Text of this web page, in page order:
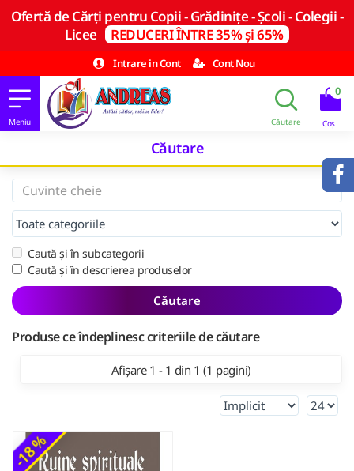
Ofertă de Cărți pentru Copii - Grădinițe - Școli - Colegii -
Licee REDUCERI ÎNTRE 35% și 65%
Intrare in Cont
Cont Nou
0
Căutare
Caută și în subcategorii
Caută și în descrierea produselor
Căutare
Produse ce îndeplinesc criteriile de căutare
Afișare 1 - 1 din 1 (1 pagini)
-18 %